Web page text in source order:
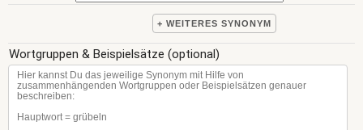
+ WEITERES SYNONYM
Wortgruppen & Beispielsätze (optional)